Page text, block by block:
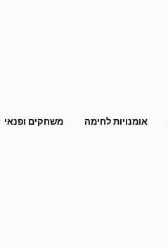
אומנויות לחימה משחקים ופנאי